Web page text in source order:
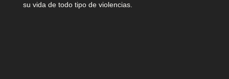
su vida de todo tipo de violencias.